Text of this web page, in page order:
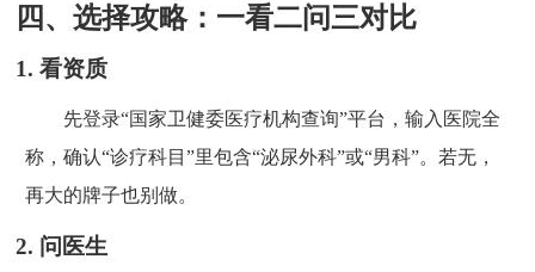
四、选择攻略：一看二问三对比
1. 看资质
先登录“国家卫健委医疗机构查询”平台，输入医院全
称，确认“诊疗科目”里包含“泌尿外科”或“男科”。若无，
再大的牌子也别做。
2. 问医生